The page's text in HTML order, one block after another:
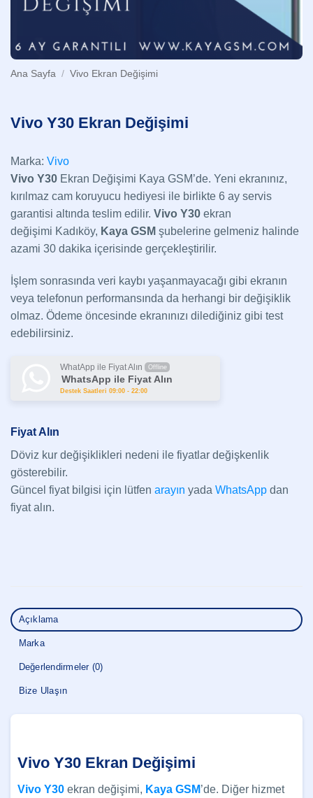
Ana Sayfa / Vivo Ekran Değişimi
Vivo Y30 Ekran Değişimi
Marka: Vivo
Vivo Y30 Ekran Değişimi Kaya GSM’de. Yeni ekranınız,
kırılmaz cam koruyucu hediyesi ile birlikte 6 ay servis
garantisi altında teslim edilir. Vivo Y30 ekran
değişimi Kadıköy, Kaya GSM şubelerine gelmeniz halinde
azami 30 dakika içerisinde gerçekleştirilir.
İşlem sonrasında veri kaybı yaşanmayacağı gibi ekranın
veya telefonun performansında da herhangi bir değişiklik
olmaz. Ödeme öncesinde ekranınızı dilediğiniz gibi test
edebilirsiniz.
WhatApp ile Fiyat Alın Offline
WhatsApp ile Fiyat Alın
Destek Saatleri 09:00 - 22:00
Fiyat Alın
Döviz kur değişiklikleri nedeni ile fiyatlar değişkenlik
gösterebilir.
Güncel fiyat bilgisi için lütfen arayın yada WhatsApp dan
fiyat alın.
Açıklama
Marka
Değerlendirmeler (0)
Bize Ulaşın
Vivo Y30 Ekran Değişimi
Vivo Y30 ekran değişimi, Kaya GSM’de. Diğer hizmet